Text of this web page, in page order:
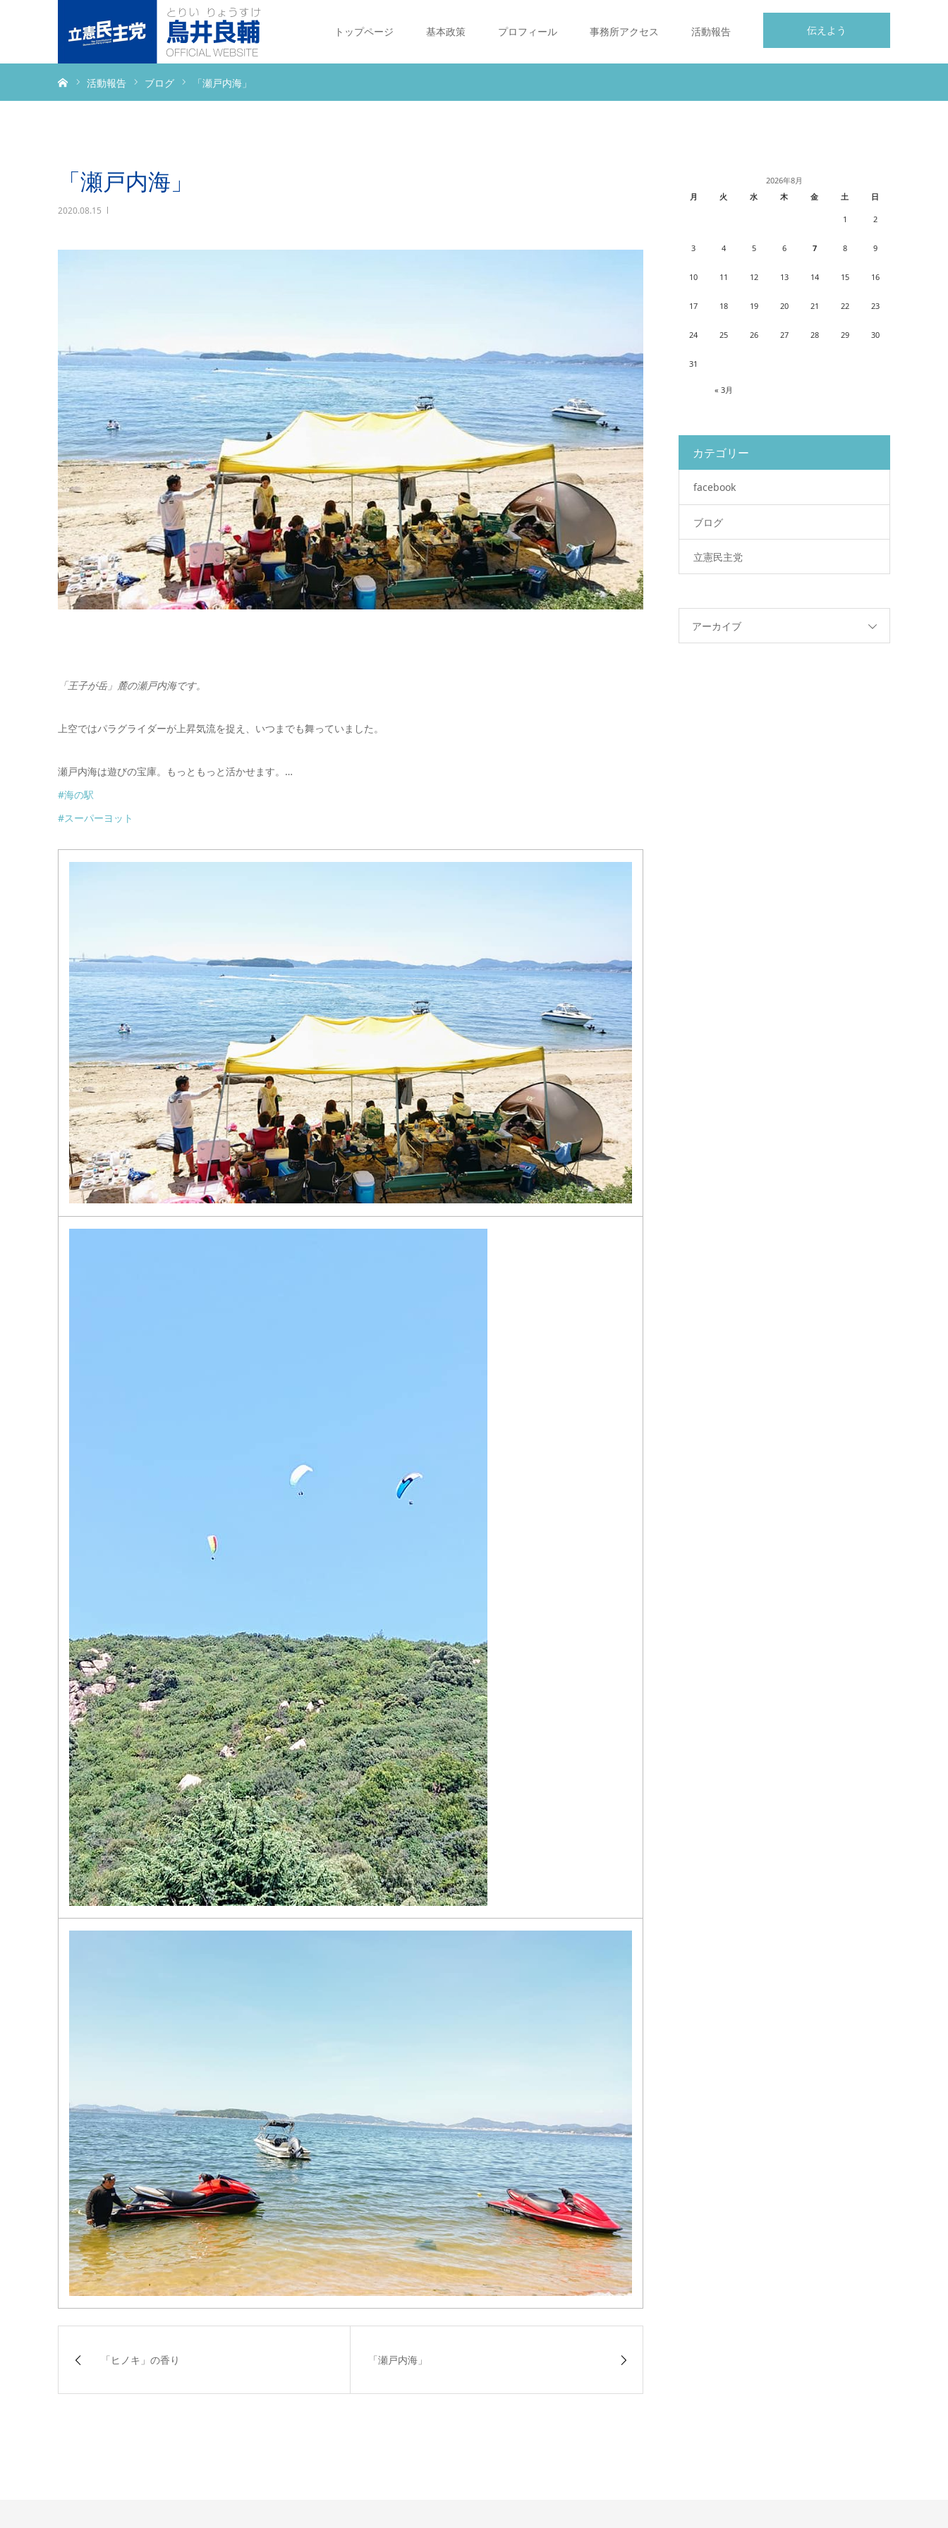
伝えよう
トップページ 基本政策 プロフィール 事務所アクセス 活動報告
活動報告 ブログ 「瀬戸内海」
「瀬戸内海」
2020.08.15
「王子が岳」麓の瀬戸内海です。
上空ではパラグライダーが上昇気流を捉え、いつまでも舞っていました。
瀬戸内海は遊びの宝庫。もっともっと活かせます。 …
#海の駅
#スーパーヨット
「ヒノキ」の香り 「瀬戸内海」
2026年8月
月
火 水 木 金 土 日
« 3月
1 2
3 4 5 6 7 8 9
10 11 12 13 14 15 16
17 18 19 20 21 22 23
24 25 26 27 28 29 30
31
カテゴリー
facebook
ブログ
立憲民主党
アーカイブ